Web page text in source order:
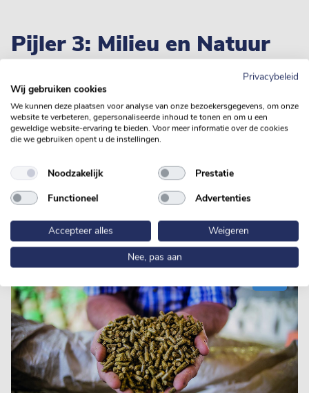
Pijler 3: Milieu en Natuur
Varken op z’n Best is een milieubewuste keten die zich
actief inzet op duurzame activiteiten die bijdragen aan de
reductie van de impact van de varkensvleesketen op milieu,
klimaat en natuur. Hierbij richten we ons met name op het
verlagen van de CO
footprint, het verhogen van de
circulariteit van het veevoer en het bevorderen van
biodiversiteit.
Privacybeleid
Wij gebruiken cookies
We kunnen deze plaatsen voor analyse van onze bezoekersgegevens, om onze
website te verbeteren, gepersonaliseerde inhoud te tonen en om u een
geweldige website-ervaring te bieden. Voor meer informatie over de cookies
die we gebruiken opent u de instellingen.
Noodzakelijk
Prestatie
Functioneel
Advertenties
Accepteer alles
Weigeren
Nee, pas aan